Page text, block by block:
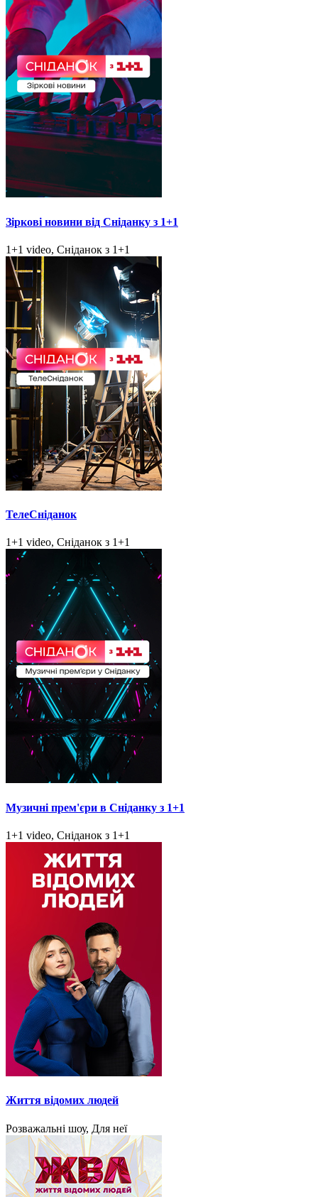
Зіркові новини від Сніданку з 1+1
1+1 video, Сніданок з 1+1
ТелеСніданок
1+1 video, Сніданок з 1+1
Музичні прем'єри в Сніданку з 1+1
1+1 video, Сніданок з 1+1
Життя відомих людей
Розважальні шоу, Для неї